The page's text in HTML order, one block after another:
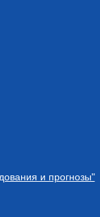
и прогнозы"